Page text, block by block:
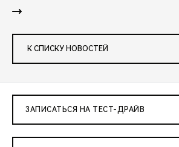
К СПИСКУ НОВОСТЕЙ
ЗАПИСАТЬСЯ НА ТЕСТ-ДРАЙВ